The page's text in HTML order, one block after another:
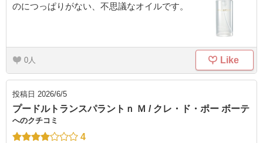
のにつっぱりがない、不思議なオイルです。
0 Like
投稿日 2026/6/5
プードルトランスパラントｎ Ｍ / クレ・ド・ポー ボーテ
へのクチコミ
4